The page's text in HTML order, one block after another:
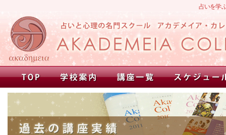
占いを学